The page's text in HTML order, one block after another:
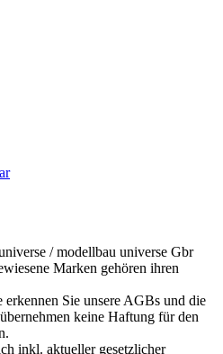
/ modellbau universe Gbr
Marken gehören ihren
Sie unsere AGBs und die
keine Haftung für den
inkl. aktueller gesetzlicher